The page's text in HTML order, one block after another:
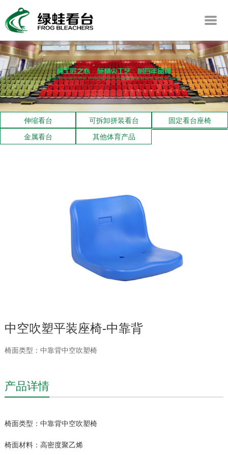
伸缩看台 可拆卸拼装看台
固定看台座椅
金属看台
其他体育产品
中空吹塑平装座椅-中靠背
椅面类型：中靠背中空吹塑椅
产品详情
椅面类型：中靠背中空吹塑椅
椅面材料：高密度聚乙烯